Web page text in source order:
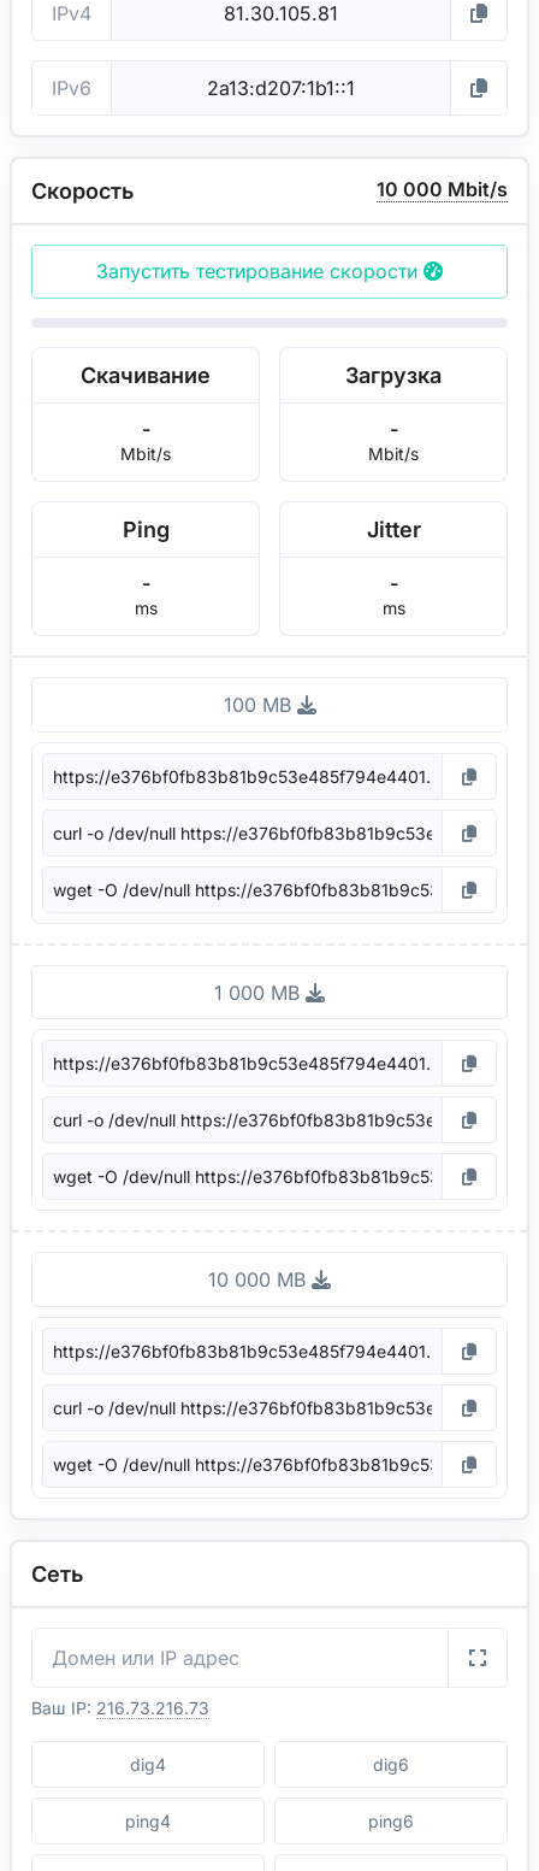
IPv4
IPv6
Скорость 10 000 Mbit/s
Запустить тестирование скорости
Скачивание
-
Mbit/s
Загрузка
-
Mbit/s
Ping
-
ms
Jitter
-
ms
100 MB
1 000 MB
10 000 MB
Сеть
Ваш IP: 216.73.216.73
dig4 dig6
ping4 ping6